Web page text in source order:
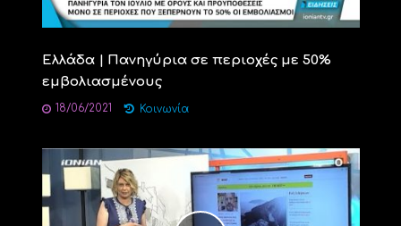
Ελλάδα | Πανηγύρια σε περιοχές με 50%
εμβολιασμένους
18/06/2021 Κοινωνία